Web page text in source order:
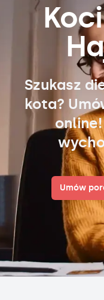
Szukasz
kota?
Umów